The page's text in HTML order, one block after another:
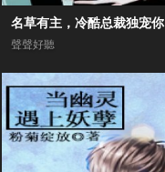
名草有主，冷酷总裁独宠你
聲聲好聽